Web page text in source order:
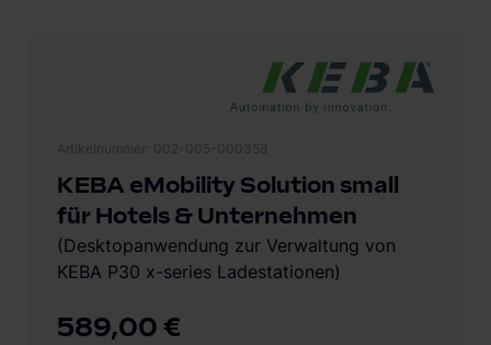
589,00 €
KEBA eMobility Solution small
für Hotels & Unternehmen
(Desktopanwendung zur Verwaltung von
KEBA P30 x-series Ladestationen)